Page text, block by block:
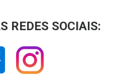
REDES SOCIAIS: